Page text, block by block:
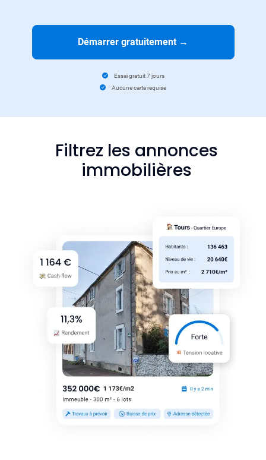
Démarrer gratuitement →
Essai gratuit 7 jours
Aucune carte requise
Filtrez les annonces
immobilières